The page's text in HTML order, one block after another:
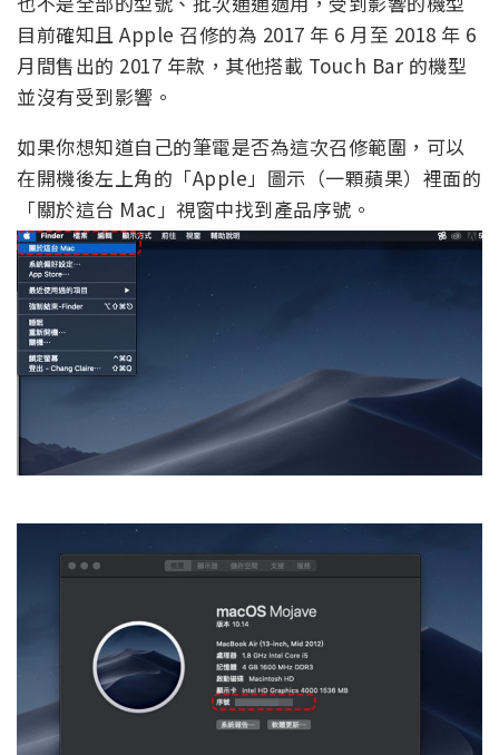
目前確知且 Apple 召修的為 2017 年 6 月至 2018 年 6
月間售出的 2017 年款，其他搭載 Touch Bar 的機型
並沒有受到影響。
如果你想知道自己的筆電是否為這次召修範圍，可以
在開機後左上角的「Apple」圖示（一顆蘋果）裡面的
「關於這台 Mac」視窗中找到產品序號。